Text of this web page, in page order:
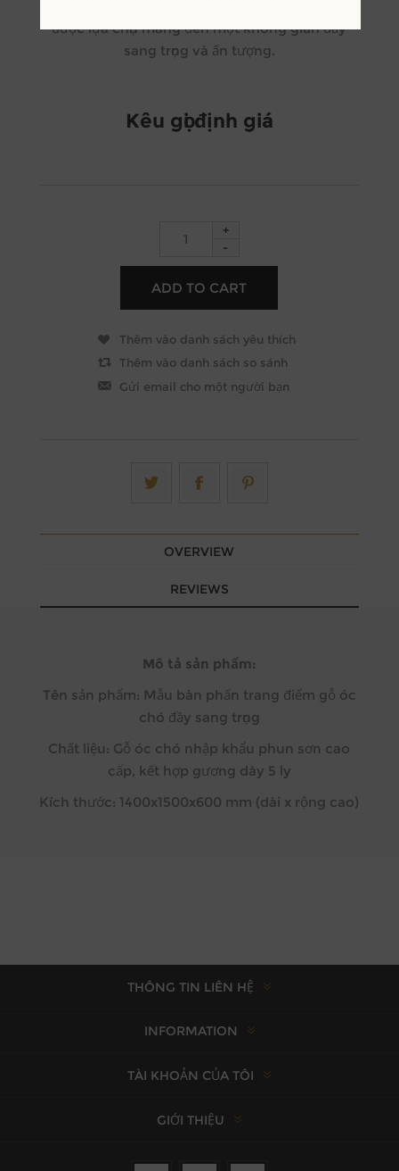
được lựa chọn mang đén một không gian đầy
sang trọng và ấn tượng.
Kêu gọi định giá
+
-
OVERVIEW
REVIEWS
Mô tả sản phẩm:
Tên sản phẩm: Mẫu bàn phấn trang điểm gỗ óc
chó đầy sang trọng
Chất liệu: Gỗ óc chó nhập khẩu phun sơn cao
cấp, kết hợp gương dày 5 ly
Kích thước: 1400x1500x600 mm (dài x rộng cao)
THÔNG TIN LIÊN HỆ
INFORMATION
TÀI KHOẢN CỦA TÔI
GIỚI THIỆU